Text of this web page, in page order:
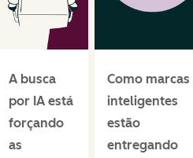
A busca
por IA está
forçando
as
Como marcas
inteligentes
estão
entregando